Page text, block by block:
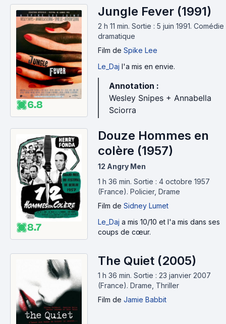
6.8
Jungle Fever (1991)
2 h 11 min. Sortie : 5 juin 1991. Comédie
dramatique
Film de Spike Lee
Le_Daj l'a mis en envie.
Annotation :
Wesley Snipes + Annabella
Sciorra
8.7
Douze Hommes en
colère (1957)
12 Angry Men
1 h 36 min. Sortie : 4 octobre 1957
(France). Policier, Drame
Film de Sidney Lumet
Le_Daj a mis 10/10 et l'a mis dans ses
coups de cœur.
The Quiet (2005)
1 h 36 min. Sortie : 23 janvier 2007
(France). Drame, Thriller
Film de Jamie Babbit